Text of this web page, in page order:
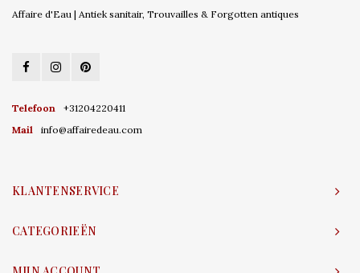
Affaire d'Eau | Antiek sanitair, Trouvailles & Forgotten antiques
Telefoon
+31204220411
Mail
info@affairedeau.com
KLANTENSERVICE
CATEGORIEËN